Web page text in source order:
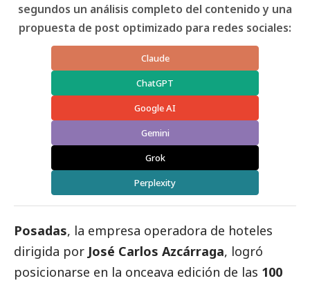
segundos un análisis completo del contenido y una
propuesta de post optimizado para redes sociales:
Claude
ChatGPT
Google AI
Gemini
Grok
Perplexity
Posadas, la empresa operadora de hoteles
dirigida por José Carlos Azcárraga, logró
posicionarse en la onceava edición de las 100